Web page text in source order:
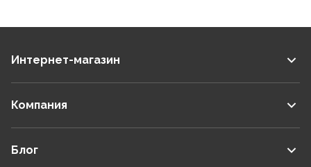
Интернет-магазин
Компания
Блог